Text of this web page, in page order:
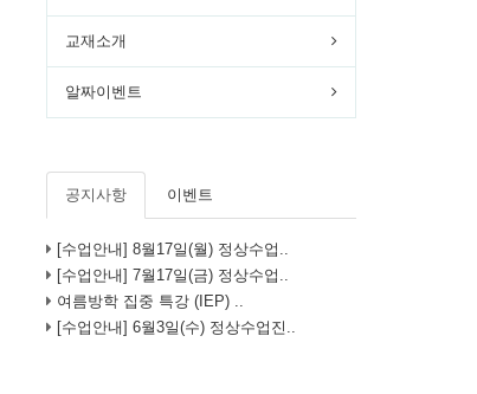
교재소개
알짜이벤트
공지사항 이벤트
[수업안내] 8월17일(월) 정상수업..
[수업안내] 7월17일(금) 정상수업..
여름방학 집중 특강 (IEP) ..
[수업안내] 6월3일(수) 정상수업진..